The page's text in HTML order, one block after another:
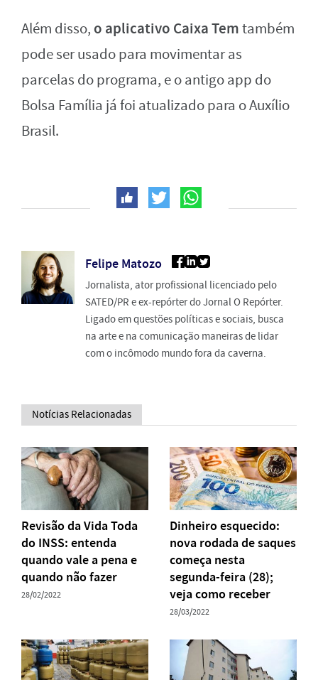
Além disso, o aplicativo Caixa Temtambém
pode ser usado para movimentar as
parcelas do programa, e o antigo app do
Bolsa Família já foi atualizado para o Auxílio
Brasil.
Felipe Matozo
Jornalista, ator profissional licenciado pelo
SATED/PR e ex-repórter do Jornal O Repórter.
Ligado em questões políticas e sociais, busca
na arte e na comunicação maneiras de lidar
com o incômodo mundo fora da caverna.
Notícias Relacionadas
Revisão da Vida Toda
do INSS: entenda
quando vale a pena e
quando não fazer
28/02/2022
Dinheiro esquecido:
nova rodada de saques
começa nesta
segunda-feira (28);
veja como receber
28/03/2022